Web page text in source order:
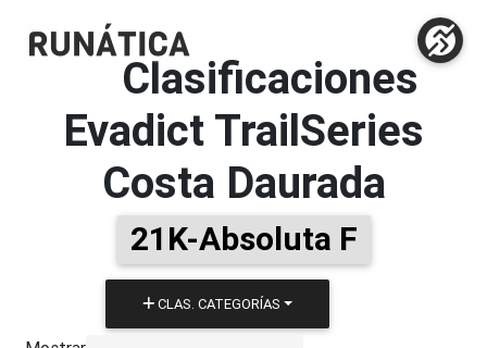
Clasificaciones
Evadict TrailSeries
Costa Daurada
21K-Absoluta F
CLAS. CATEGORÍAS